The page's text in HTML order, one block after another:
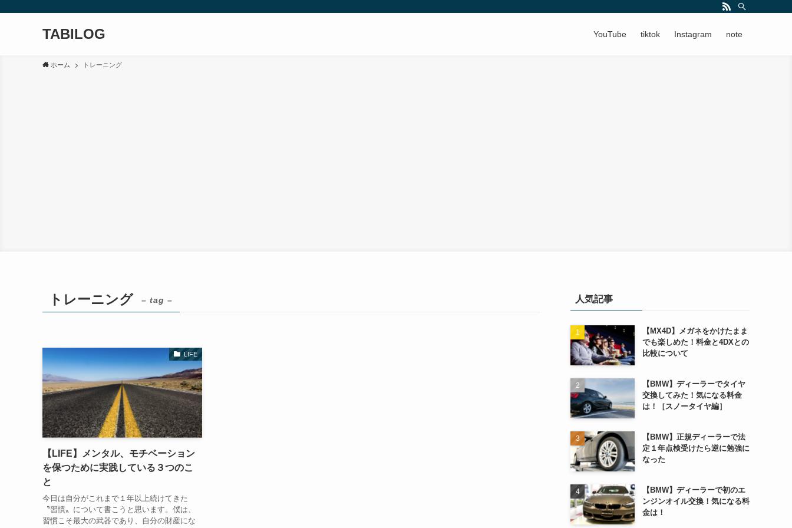
TABILOG YouTube tiktok Instagram note
ホーム トレーニング
トレーニング – tag –
LIFE
【LIFE】メンタル、モチベーション
を保つために実践している３つのこ
と
今日は自分がこれまで１年以上続けてきた
〝習慣〟について書こうと思います。僕は、
習慣こそ最大の武器であり、自分の財産にな
人気記事
【MX4D】メガネをかけたまま
でも楽しめた！料金と4DXとの
比較について
【BMW】ディーラーでタイヤ
交換してみた！気になる料金
は！［スノータイヤ編］
【BMW】正規ディーラーで法
定１年点検受けたら逆に勉強に
なった
【BMW】ディーラーで初のエ
ンジンオイル交換！気になる料
金は！